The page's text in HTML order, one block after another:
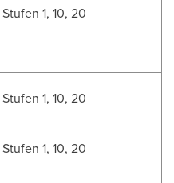
Stufen 1, 10, 20
Stufen 1, 10, 20
Stufen 1, 10, 20